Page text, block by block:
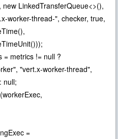
LinkedTransferQueue<>(),
worker-thread-", checker, true,
= metrics != null ?
"vert.x-worker-thread",
null;
=